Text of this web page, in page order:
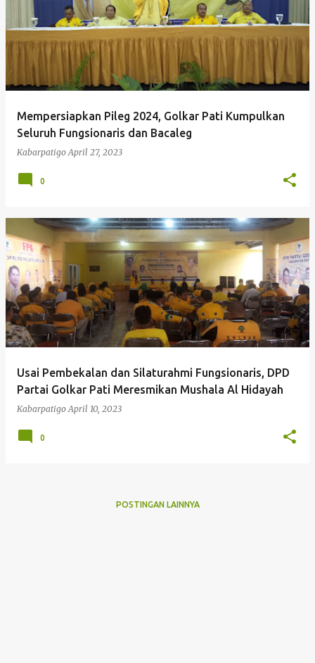
s
t
n
Mempersiapkan Pileg 2024, Golkar Pati Kumpulkan
Seluruh Fungsionaris dan Bacaleg
Kabarpatigo April 27, 2023
0
Usai Pembekalan dan Silaturahmi Fungsionaris, DPD
Partai Golkar Pati Meresmikan Mushala Al Hidayah
Kabarpatigo April 10, 2023
0
POSTINGAN LAINNYA